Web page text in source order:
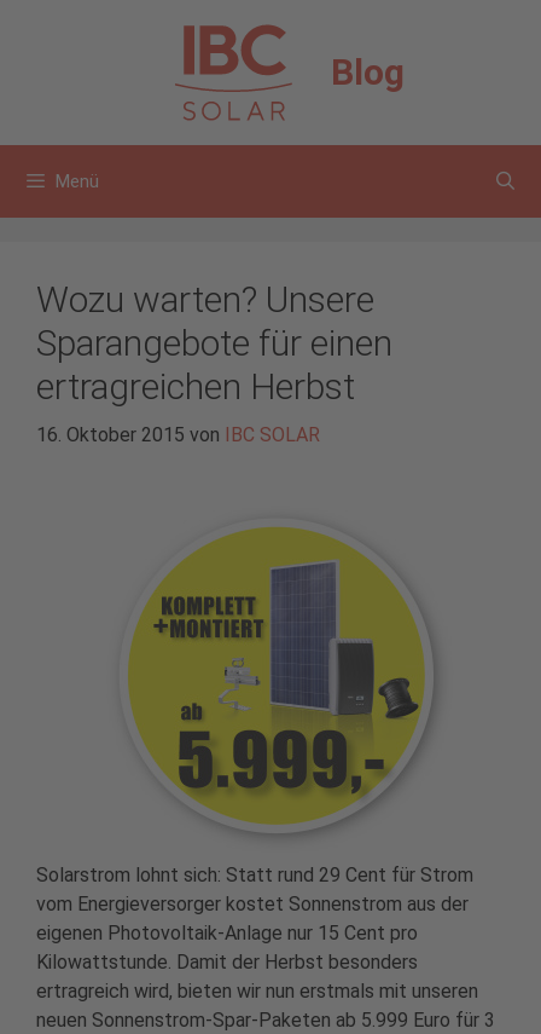
Blog
Menü
Wozu warten? Unsere
Sparangebote für einen
ertragreichen Herbst
16. Oktober 2015 von IBC SOLAR
Solarstrom lohnt sich: Statt rund 29 Cent für Strom
vom Energieversorger kostet Sonnenstrom aus der
eigenen Photovoltaik-Anlage nur 15 Cent pro
Kilowattstunde. Damit der Herbst besonders
ertragreich wird, bieten wir nun erstmals mit unseren
neuen Sonnenstrom-Spar-Paketen ab 5.999 Euro für 3